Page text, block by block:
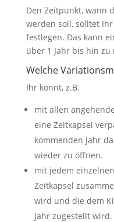
Den Zeitpunkt, wann
werden soll, solltet
festlegen. Das kann
über 1 Jahr bis hin
Welche
Ihr könnt, z.B.
mit allen
eine Zeitkapsel
kommenden Jahr
wieder zu öffnen.
mit jedem
Zeitkapsel
wird und die dem
Jahr zugestellt wird.